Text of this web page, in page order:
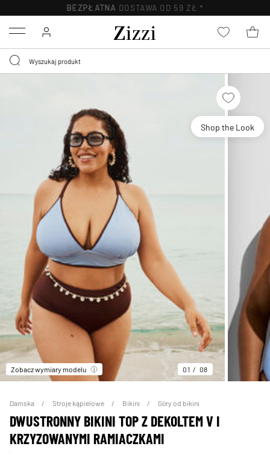
BEZPŁATNA DOSTAWA OD 59 ZŁ *
Menu
Shop the Look
Zobacz wymiary modelu 01 08
Damska Stroje kąpielowe Bikini Góry od bikini
DWUSTRONNY BIKINI TOP Z DEKOLTEM V I
KRZYZOWANYMI RAMIACZKAMI